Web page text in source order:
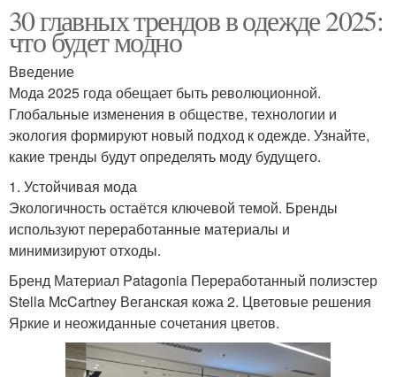
30 главных трендов в одежде 2025:
что будет модно
Введение
Мода 2025 года обещает быть революционной.
Глобальные изменения в обществе, технологии и
экология формируют новый подход к одежде. Узнайте,
какие тренды будут определять моду будущего.
1. Устойчивая мода
Экологичность остаётся ключевой темой. Бренды
используют переработанные материалы и
минимизируют отходы.
Бренд Материал Patagonia Переработанный полиэстер
Stella McCartney Веганская кожа 2. Цветовые решения
Яркие и неожиданные сочетания цветов.